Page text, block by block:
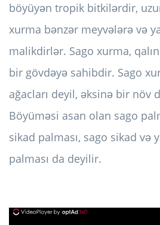
böyüyən tropik bitkilərdir,
xurma bənzər meyvələrə və
malikdirlər. Sago xurma,
bir gövdəyə sahibdir. Sago
ağacları deyil, əksinə bir növ
Böyüməsi asan olan sago
sikad palması, sago sikad və
palması da deyilir.